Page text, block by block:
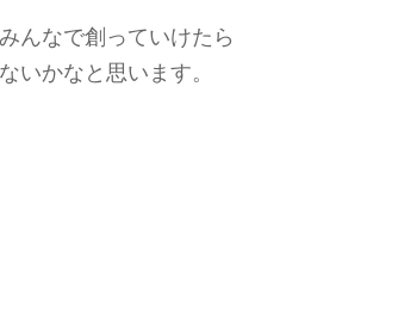
んなで創っていけたら
いかなと思います。